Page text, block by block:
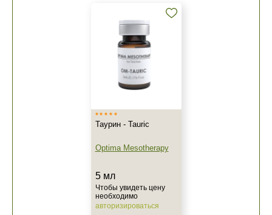
Таурин - Tauric
Optima Mesotherapy
5 мл
Чтобы увидеть цену
необходимо
авторизироваться